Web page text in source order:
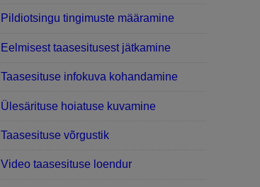
Pildiotsingu tingimuste määramine
Eelmisest taasesitusest jätkamine
Taasesituse infokuva kohandamine
Ülesärituse hoiatuse kuvamine
Taasesituse võrgustik
Video taasesituse loendur